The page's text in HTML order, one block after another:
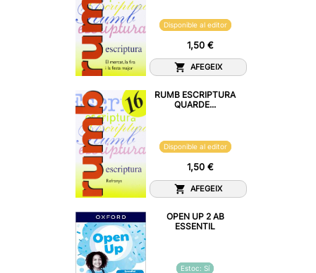
Disponible al editor
1,50 €
AFEGEIX
RUMB ESCRIPTURA
QUARDE...
Disponible al editor
1,50 €
AFEGEIX
OPEN UP 2 AB
ESSENTIL
Estoc: Sí